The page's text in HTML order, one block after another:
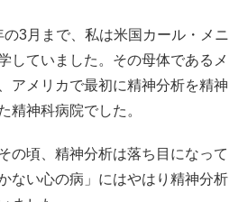
3月まで、私は米国カール・メニ
していました。その母体であるメ
アメリカで最初に精神分析を精神
精神科病院でした。
の頃、精神分析は落ち目になって
ない心の病」にはやはり精神分析